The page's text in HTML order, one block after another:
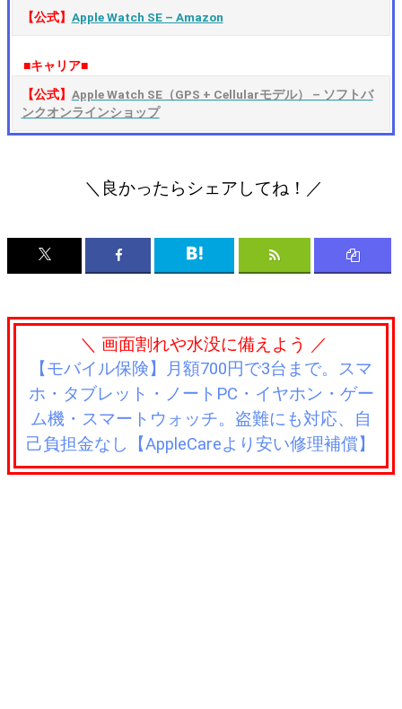
【公式】 Apple Watch SE – Amazon
■キャリア■
【公式】 Apple Watch SE（GPS + Cellularモデル） – ソフトバ
ンクオンラインショップ
＼良かったらシェアしてね！／
＼ 画面割れや水没に備えよう ／
【モバイル保険】月額700円で3台まで。スマ
ホ・タブレット・ノートPC・イヤホン・ゲー
ム機・スマートウォッチ。盗難にも対応、自
己負担金なし【AppleCareより安い修理補償】